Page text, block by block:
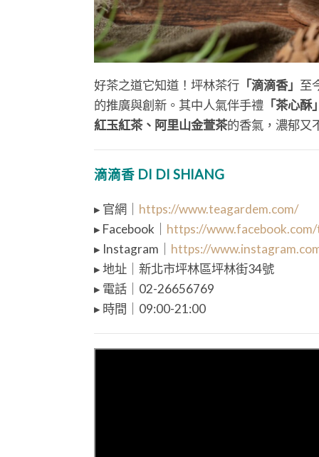
好茶之道它知道！坪林茶行 「滴滴香」 至
的推廣與創新。其中人氣伴手禮 「茶心酥
紅玉紅茶、阿里山金萱茶的香氣，濃郁又
滴滴香 DI DI SHIANG
▸ 官網｜ https://www.teagardem.com/
▸ Facebook｜ https://
▸ Instagram｜ https://
▸ 地址｜新北市坪林區坪林街34號
▸ 電話｜02-26656769
▸ 時間｜09:00-21:00